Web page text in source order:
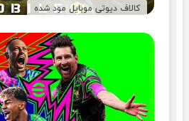
کالاف دیوتی موبایل مود شده